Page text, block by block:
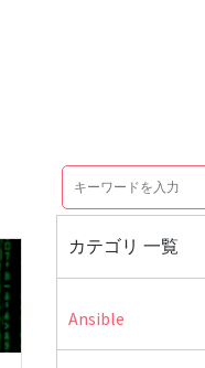
カテゴリ 一覧
Ansible